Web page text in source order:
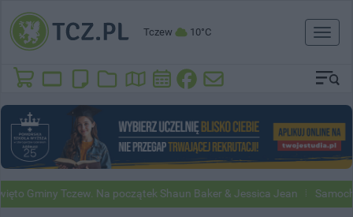
Tczew 10°C
Toggle
Gminy Tczew. Na początek Shaun Baker & Jessica Jean